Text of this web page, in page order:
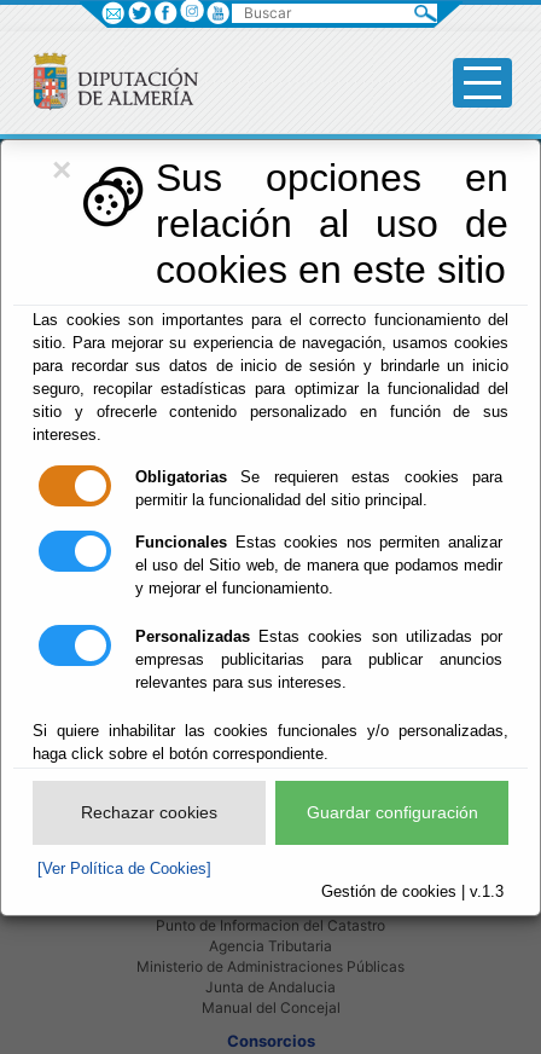
×
Sus opciones en
relación al uso de
cookies en este sitio
Las cookies son importantes para el correcto funcionamiento del
sitio. Para mejorar su experiencia de navegación, usamos cookies
para recordar sus datos de inicio de sesión y brindarle un inicio
seguro, recopilar estadísticas para optimizar la funcionalidad del
sitio y ofrecerle contenido personalizado en función de sus
intereses.
Obligatorias Se requieren estas cookies para
permitir la funcionalidad del sitio principal.
Funcionales Estas cookies nos permiten analizar
el uso del Sitio web, de manera que podamos medir
y mejorar el funcionamiento.
Personalizadas Estas cookies son utilizadas por
empresas publicitarias para publicar anuncios
relevantes para sus intereses.
Si quiere inhabilitar las cookies funcionales y/o personalizadas,
haga click sobre el botón correspondiente.
Rechazar cookies Guardar configuración
[Ver Política de Cookies]
Gestión de cookies | v.1.3
Diputación
Menú Diputación
Escuchar
XXVIII CERTAMEN
DE POESÍA 2026
Del : 03/08/2026 Al: 31/08/2026
Perido: Anual
Tipo: Arte y Cultura
Ver evento
Red Provincial
Intranet Provincial
Intranet Adheridos
Intranet Beneficiarios
Red Provincial
Enlaces de interés
Punto de Informacion del Catastro
Agencia Tributaria
Ministerio de Administraciones Públicas
Junta de Andalucia
Manual del Concejal
Consorcios
Buscar